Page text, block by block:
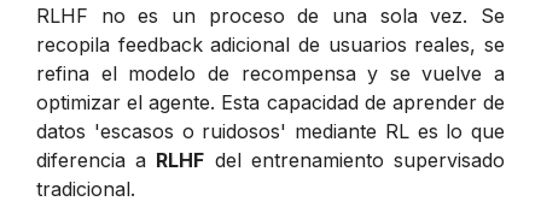
RLHF no es un proceso de una sola vez. Se
recopila feedback adicional de usuarios reales, se
refina el modelo de recompensa y se vuelve a
optimizar el agente. Esta capacidad de aprender de
datos 'escasos o ruidosos' mediante RL es lo que
diferencia a RLHF del entrenamiento supervisado
tradicional.